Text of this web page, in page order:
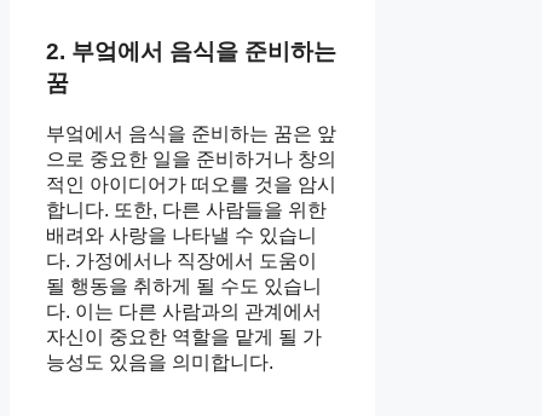
2. 부엌에서 음식을 준비하는
꿈
부엌에서 음식을 준비하는 꿈은 앞
으로 중요한 일을 준비하거나 창의
적인 아이디어가 떠오를 것을 암시
합니다. 또한, 다른 사람들을 위한
배려와 사랑을 나타낼 수 있습니
다. 가정에서나 직장에서 도움이
될 행동을 취하게 될 수도 있습니
다. 이는 다른 사람과의 관계에서
자신이 중요한 역할을 맡게 될 가
능성도 있음을 의미합니다.